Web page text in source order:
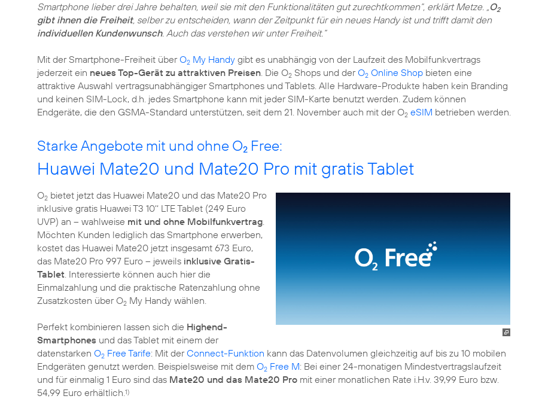
Smartphone lieber drei Jahre behalten, weil sie mit den Funktionalitäten gut zurechtkommen“, erklärt Metze. „O2
gibt ihnen die Freiheit, selber zu entscheiden, wann der Zeitpunkt für ein neues Handy ist und trifft damit den
individuellen Kundenwunsch. Auch das verstehen wir unter Freiheit.“
Mit der Smartphone-Freiheit überO2 My Handy gibt es unabhängig von der Laufzeit des Mobilfunkvertrags
jederzeit ein neues Top-Gerät zu attraktiven Preisen. Die O2 Shops und derO2 Online Shop bieten eine
attraktive Auswahl vertragsunabhängiger Smartphones und Tablets. Alle Hardware-Produkte haben kein Branding
und keinen SIM-Lock, d.h. jedes Smartphone kann mit jeder SIM-Karte benutzt werden. Zudem können
Endgeräte, die den GSMA-Standard unterstützen, seit dem 21. November auch mit der O2 eSIM betrieben werden.
Starke Angebote mit und ohne O2 Free:
Huawei Mate20 und Mate20 Pro mit gratis Tablet
O2 bietet jetzt das Huawei Mate20 und das Mate20 Pro
inklusive gratis Huawei T3 10‘‘ LTE Tablet (249 Euro
UVP) an – wahlweise mit und ohne Mobilfunkvertrag.
Möchten Kunden lediglich das Smartphone erwerben,
kostet das Huawei Mate20 jetzt insgesamt 673 Euro,
das Mate20 Pro 997 Euro – jeweils inklusive Gratis-
Tablet. Interessierte können auch hier die
Einmalzahlung und die praktische Ratenzahlung ohne
Zusatzkosten über O2 My Handy wählen.
Perfekt kombinieren lassen sich die Highend-
Smartphones und das Tablet mit einem der
datenstarken O2 Free Tarife: Mit derConnect-Funktion kann das Datenvolumen gleichzeitig auf bis zu 10 mobilen
Endgeräten genutzt werden. Beispielsweise mit dem O2 Free M: Bei einer 24-monatigen Mindestvertragslaufzeit
und für einmalig 1 Euro sind das Mate20 und das Mate20 Pro mit einer monatlichen Rate i.H.v. 39,99 Euro bzw.
54,99 Euro erhältlich.1)